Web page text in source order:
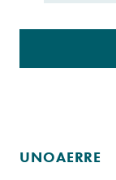
UNOAERRE